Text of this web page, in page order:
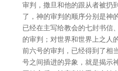
审判，撒旦和他的跟从者被扔
了，神的审判的顺序分别是神
已经在主写给教会的七封书信
的审判；对世界和世界上之人
前六号的审判，已经得到了相
号之间插进的异象，就是揭示